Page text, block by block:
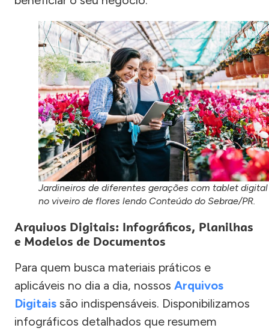
Jardineiros de diferentes gerações com tablet digital
no viveiro de flores lendo Conteúdo do Sebrae/PR.
Arquivos Digitais: Infográficos, Planilhas
e Modelos de Documentos
Para quem busca materiais práticos e
aplicáveis no dia a dia, nossos Arquivos
Digitais são indispensáveis. Disponibilizamos
infográficos detalhados que resumem